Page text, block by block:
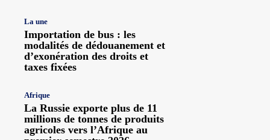
La une
Importation de bus : les
modalités de dédouanement et
d’exonération des droits et
taxes fixées
Afrique
La Russie exporte plus de 11
millions de tonnes de produits
agricoles vers l’Afrique au